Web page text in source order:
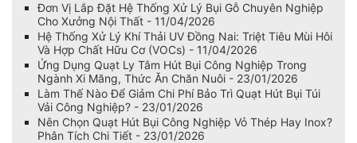
Đơn Vị Lắp Đặt Hệ Thống Xử Lý Bụi Gỗ Chuyên Nghiệp
Cho Xưởng Nội Thất - 11/04/2026
Hệ Thống Xử Lý Khí Thải UV Đồng Nai: Triệt Tiêu Mùi Hôi
Và Hợp Chất Hữu Cơ (VOCs) - 11/04/2026
Ứng Dụng Quạt Ly Tâm Hút Bụi Công Nghiệp Trong
Ngành Xi Măng, Thức Ăn Chăn Nuôi - 23/01/2026
Làm Thế Nào Để Giảm Chi Phí Bảo Trì Quạt Hút Bụi Túi
Vải Công Nghiệp? - 23/01/2026
Nên Chọn Quạt Hút Bụi Công Nghiệp Vỏ Thép Hay Inox?
Phân Tích Chi Tiết - 23/01/2026